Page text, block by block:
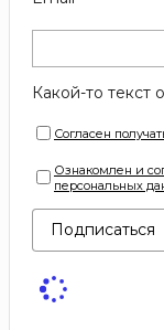
Какой-то текст
Согласен
Ознакомлен и
персональных
Подписаться